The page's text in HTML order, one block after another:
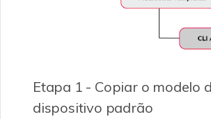
Etapa 1 - Copiar o modelo
dispositivo padrão